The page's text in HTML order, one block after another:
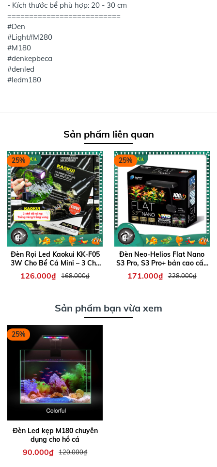
- Kích thước bể phù hợp: 20 - 30 cm
==========================
#Den
#Light#M280
#M180
#denkepbeca
#denled
#ledm180
Sản phẩm liên quan
25%
Đèn Rọi Led Kaokui KK-F05
3W Cho Bể Cá Mini – 3 Chế
Độ Màu & Chỉnh Tiêu Cự –
Đèn Trang Trí Hồ Cá Tiết
126.000₫ 168.000₫
25%
Đèn Neo-Helios Flat Nano
S3 Pro, S3 Pro+ bản cao cấp
RGB 3 in 1 Phiên bản mới |
Đỏ cá không đỏ nước
171.000₫ 228.000₫
Sản phẩm bạn vừa xem
25%
Đèn Led kẹp M180 chuyên
dụng cho hồ cá
90.000₫ 120.000₫